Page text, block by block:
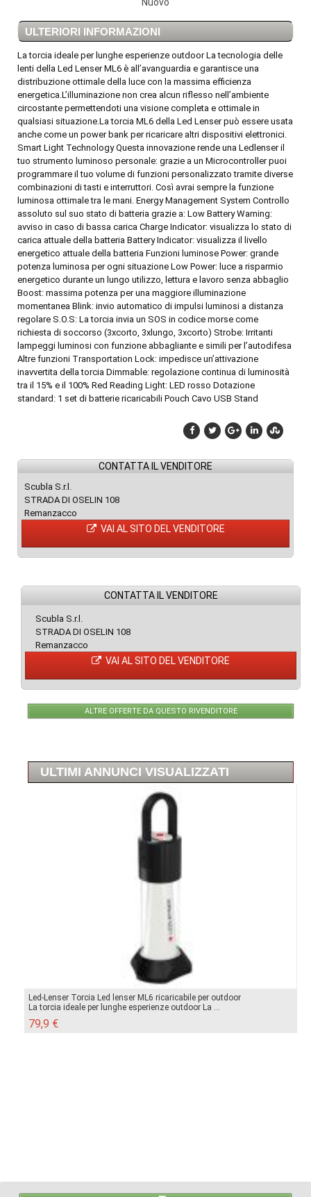
Nuovo
ULTERIORI INFORMAZIONI
La torcia ideale per lunghe esperienze outdoor La tecnologia delle
lenti della Led Lenser ML6 è all’avanguardia e garantisce una
distribuzione ottimale della luce con la massima efficienza
energetica.L’illuminazione non crea alcun riflesso nell’ambiente
circostante permettendoti una visione completa e ottimale in
qualsiasi situazione.La torcia ML6 della Led Lenser può essere usata
anche come un power bank per ricaricare altri dispositivi elettronici.
Smart Light Technology Questa innovazione rende una Ledlenser il
tuo strumento luminoso personale: grazie a un Microcontroller puoi
programmare il tuo volume di funzioni personalizzato tramite diverse
combinazioni di tasti e interruttori. Così avrai sempre la funzione
luminosa ottimale tra le mani. Energy Management System Controllo
assoluto sul suo stato di batteria grazie a: Low Battery Warning:
avviso in caso di bassa carica Charge Indicator: visualizza lo stato di
carica attuale della batteria Battery Indicator: visualizza il livello
energetico attuale della batteria Funzioni luminose Power: grande
potenza luminosa per ogni situazione Low Power: luce a risparmio
energetico durante un lungo utilizzo, lettura e lavoro senza abbaglio
Boost: massima potenza per una maggiore illuminazione
momentanea Blink: invio automatico di impulsi luminosi a distanza
regolare S.O.S: La torcia invia un SOS in codice morse come
richiesta di soccorso (3xcorto, 3xlungo, 3xcorto) Strobe: Irritanti
lampeggi luminosi con funzione abbagliante e simili per l’autodifesa
Altre funzioni Transportation Lock: impedisce un’attivazione
inavvertita della torcia Dimmable: regolazione continua di luminosità
tra il 15% e il 100% Red Reading Light: LED rosso Dotazione
standard: 1 set di batterie ricaricabili Pouch Cavo USB Stand
CONTATTA IL VENDITORE
Scubla S.r.l.
STRADA DI OSELIN 108
Remanzacco
VAI AL SITO DEL VENDITORE
CONTATTA IL VENDITORE
Scubla S.r.l.
STRADA DI OSELIN 108
Remanzacco
VAI AL SITO DEL VENDITORE
ALTRE OFFERTE DA QUESTO RIVENDITORE
ULTIMI ANNUNCI VISUALIZZATI
Led-Lenser Torcia Led lenser ML6 ricaricabile per outdoor
La torcia ideale per lunghe esperienze outdoor La ...
79,9 €